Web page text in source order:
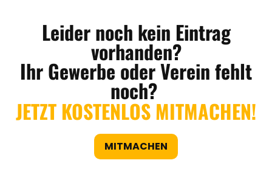
Leider noch kein Eintrag
vorhanden?
Ihr Gewerbe oder Verein fehlt
noch?
JETZT KOSTENLOS MITMACHEN!
MITMACHEN